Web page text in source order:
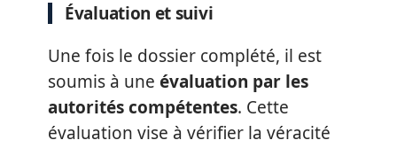
Évaluation et suivi
Une fois le dossier complété, il est
soumis à une évaluation par les
autorités compétentes. Cette
évaluation vise à vérifier la véracité